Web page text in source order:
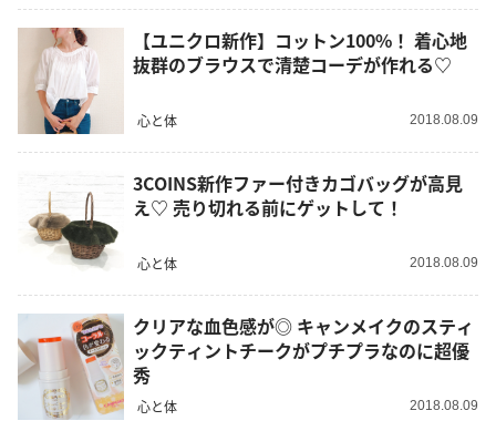
【ユニクロ新作】コットン100%！ 着心地
抜群のブラウスで清楚コーデが作れる♡
心と体 2018.08.09
3COINS新作ファー付きカゴバッグが高見
え♡ 売り切れる前にゲットして！
心と体 2018.08.09
クリアな血色感が◎ キャンメイクのスティ
ックティントチークがプチプラなのに超優
秀
心と体 2018.08.09